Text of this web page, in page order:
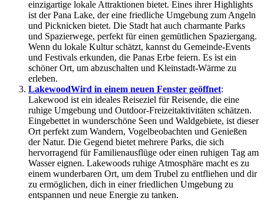
einzigartige lokale Attraktionen bietet. Eines ihrer Highlights
ist der Pana Lake, der eine friedliche Umgebung zum Angeln
und Picknicken bietet. Die Stadt hat auch charmante Parks
und Spazierwege, perfekt für einen gemütlichen Spaziergang.
Wenn du lokale Kultur schätzt, kannst du Gemeinde-Events
und Festivals erkunden, die Panas Erbe feiern. Es ist ein
schöner Ort, um abzuschalten und Kleinstadt-Wärme zu
erleben.
LakewoodWird in einem neuen Fenster geöffnet:
Lakewood ist ein ideales Reiseziel für Reisende, die eine
ruhige Umgebung und Outdoor-Freizeitaktivitäten schätzen.
Eingebettet in wunderschöne Seen und Waldgebiete, ist dieser
Ort perfekt zum Wandern, Vogelbeobachten und Genießen
der Natur. Die Gegend bietet mehrere Parks, die sich
hervorragend für Familienausflüge oder einen ruhigen Tag am
Wasser eignen. Lakewoods ruhige Atmosphäre macht es zu
einem wunderbaren Ort, um dem Trubel zu entfliehen und dir
zu ermöglichen, dich in einer friedlichen Umgebung zu
entspannen und neue Energie zu tanken.